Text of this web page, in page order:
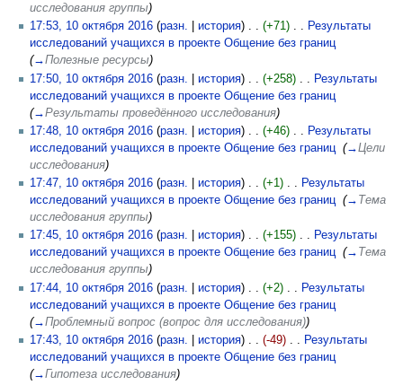
исследования группы)
17:53, 10 октября 2016 (разн. история) (+71)
Результаты
исследований учащихся в проекте Общение без границ‎
(→Полезные ресурсы)
17:50, 10 октября 2016 (разн. история) (+258)
Результаты
исследований учащихся в проекте Общение без границ
(→Результаты проведённого исследования)
17:48, 10 октября 2016 (разн. история) (+46)
Результаты
исследований учащихся в проекте Общение без границ‎ (→Цели
исследования)
17:47, 10 октября 2016 (разн. история) (+1)
Результаты
исследований учащихся в проекте Общение без границ‎ (→ Тема
исследования группы)
17:45, 10 октября 2016 (разн. история) (+155)
Результаты
исследований учащихся в проекте Общение без границ‎ (→ Тема
исследования группы)
17:44, 10 октября 2016 (разн. история) (+2)
Результаты
исследований учащихся в проекте Общение без границ
(→Проблемный вопрос (вопрос для исследования))
17:43, 10 октября 2016 (разн. история) (-49)
Результаты
исследований учащихся в проекте Общение без границ‎
(→Гипотеза исследования)